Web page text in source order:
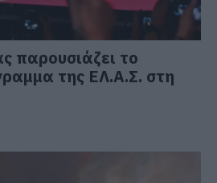
παρουσιάζει το
της ΕΛ.Α.Σ. στη